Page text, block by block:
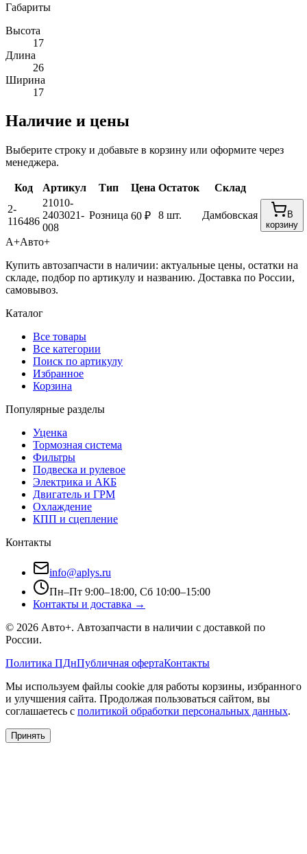
Габариты
Высота
17
Длина
26
Ширина
17
Наличие и цены
Выберите строку и добавьте в корзину или оформите через
менеджера.
Код Артикул Тип Цена Остаток
Склад
2-
116486
21010-
2403021-
008
Розница 60 ₽ 8 шт. Дамбовская
В
корзину
А+Авто+
Купить автозапчасти в наличии: актуальные цены, остатки на
складе, подбор по артикулу и названию. Доставка по России,
самовывоз.
Каталог
Все товары
Все категории
Поиск по артикулу
Избранное
Корзина
Популярные разделы
Уценка
Тормозная система
Фильтры
Подвеска и рулевое
Электрика и АКБ
Двигатель и ГРМ
Охлаждение
КПП и сцепление
Контакты
info@aplys.ru
Пн–Пт 9:00–18:00, Сб 10:00–15:00
Контакты и доставка →
© 2026 Авто+. Автозапчасти в наличии с доставкой по
России.
Политика ПДнПубличная офертаКонтакты
Мы используем файлы cookie для работы корзины, избранного
и улучшения сайта. Продолжая пользоваться сайтом, вы
соглашаетесь с политикой обработки персональных данных.
Принять